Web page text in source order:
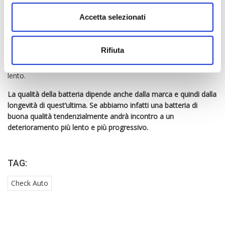
Accetta selezionati
Rifiuta
che è di circa 4 o 5 anni.
Le batterie inoltre non amano molto il freddo. Sono infatti più
all’esterno. Se abbiamo invece un auto che viene tenuta
all’interno di un garage, il deterioramento della batteria sarà più
lento.
La qualità della batteria dipende anche dalla marca e quindi dalla
longevità di quest’ultima. Se abbiamo infatti una batteria di
buona qualità tendenzialmente andrà incontro a un
deterioramento più lento e più progressivo.
TAG:
Check Auto